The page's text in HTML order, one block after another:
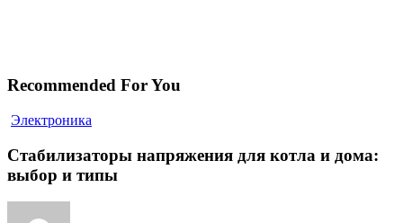
Recommended For You
Электроника
для
котла
и
Стабилизаторы напряжения для котла и дома:
выбор и типы